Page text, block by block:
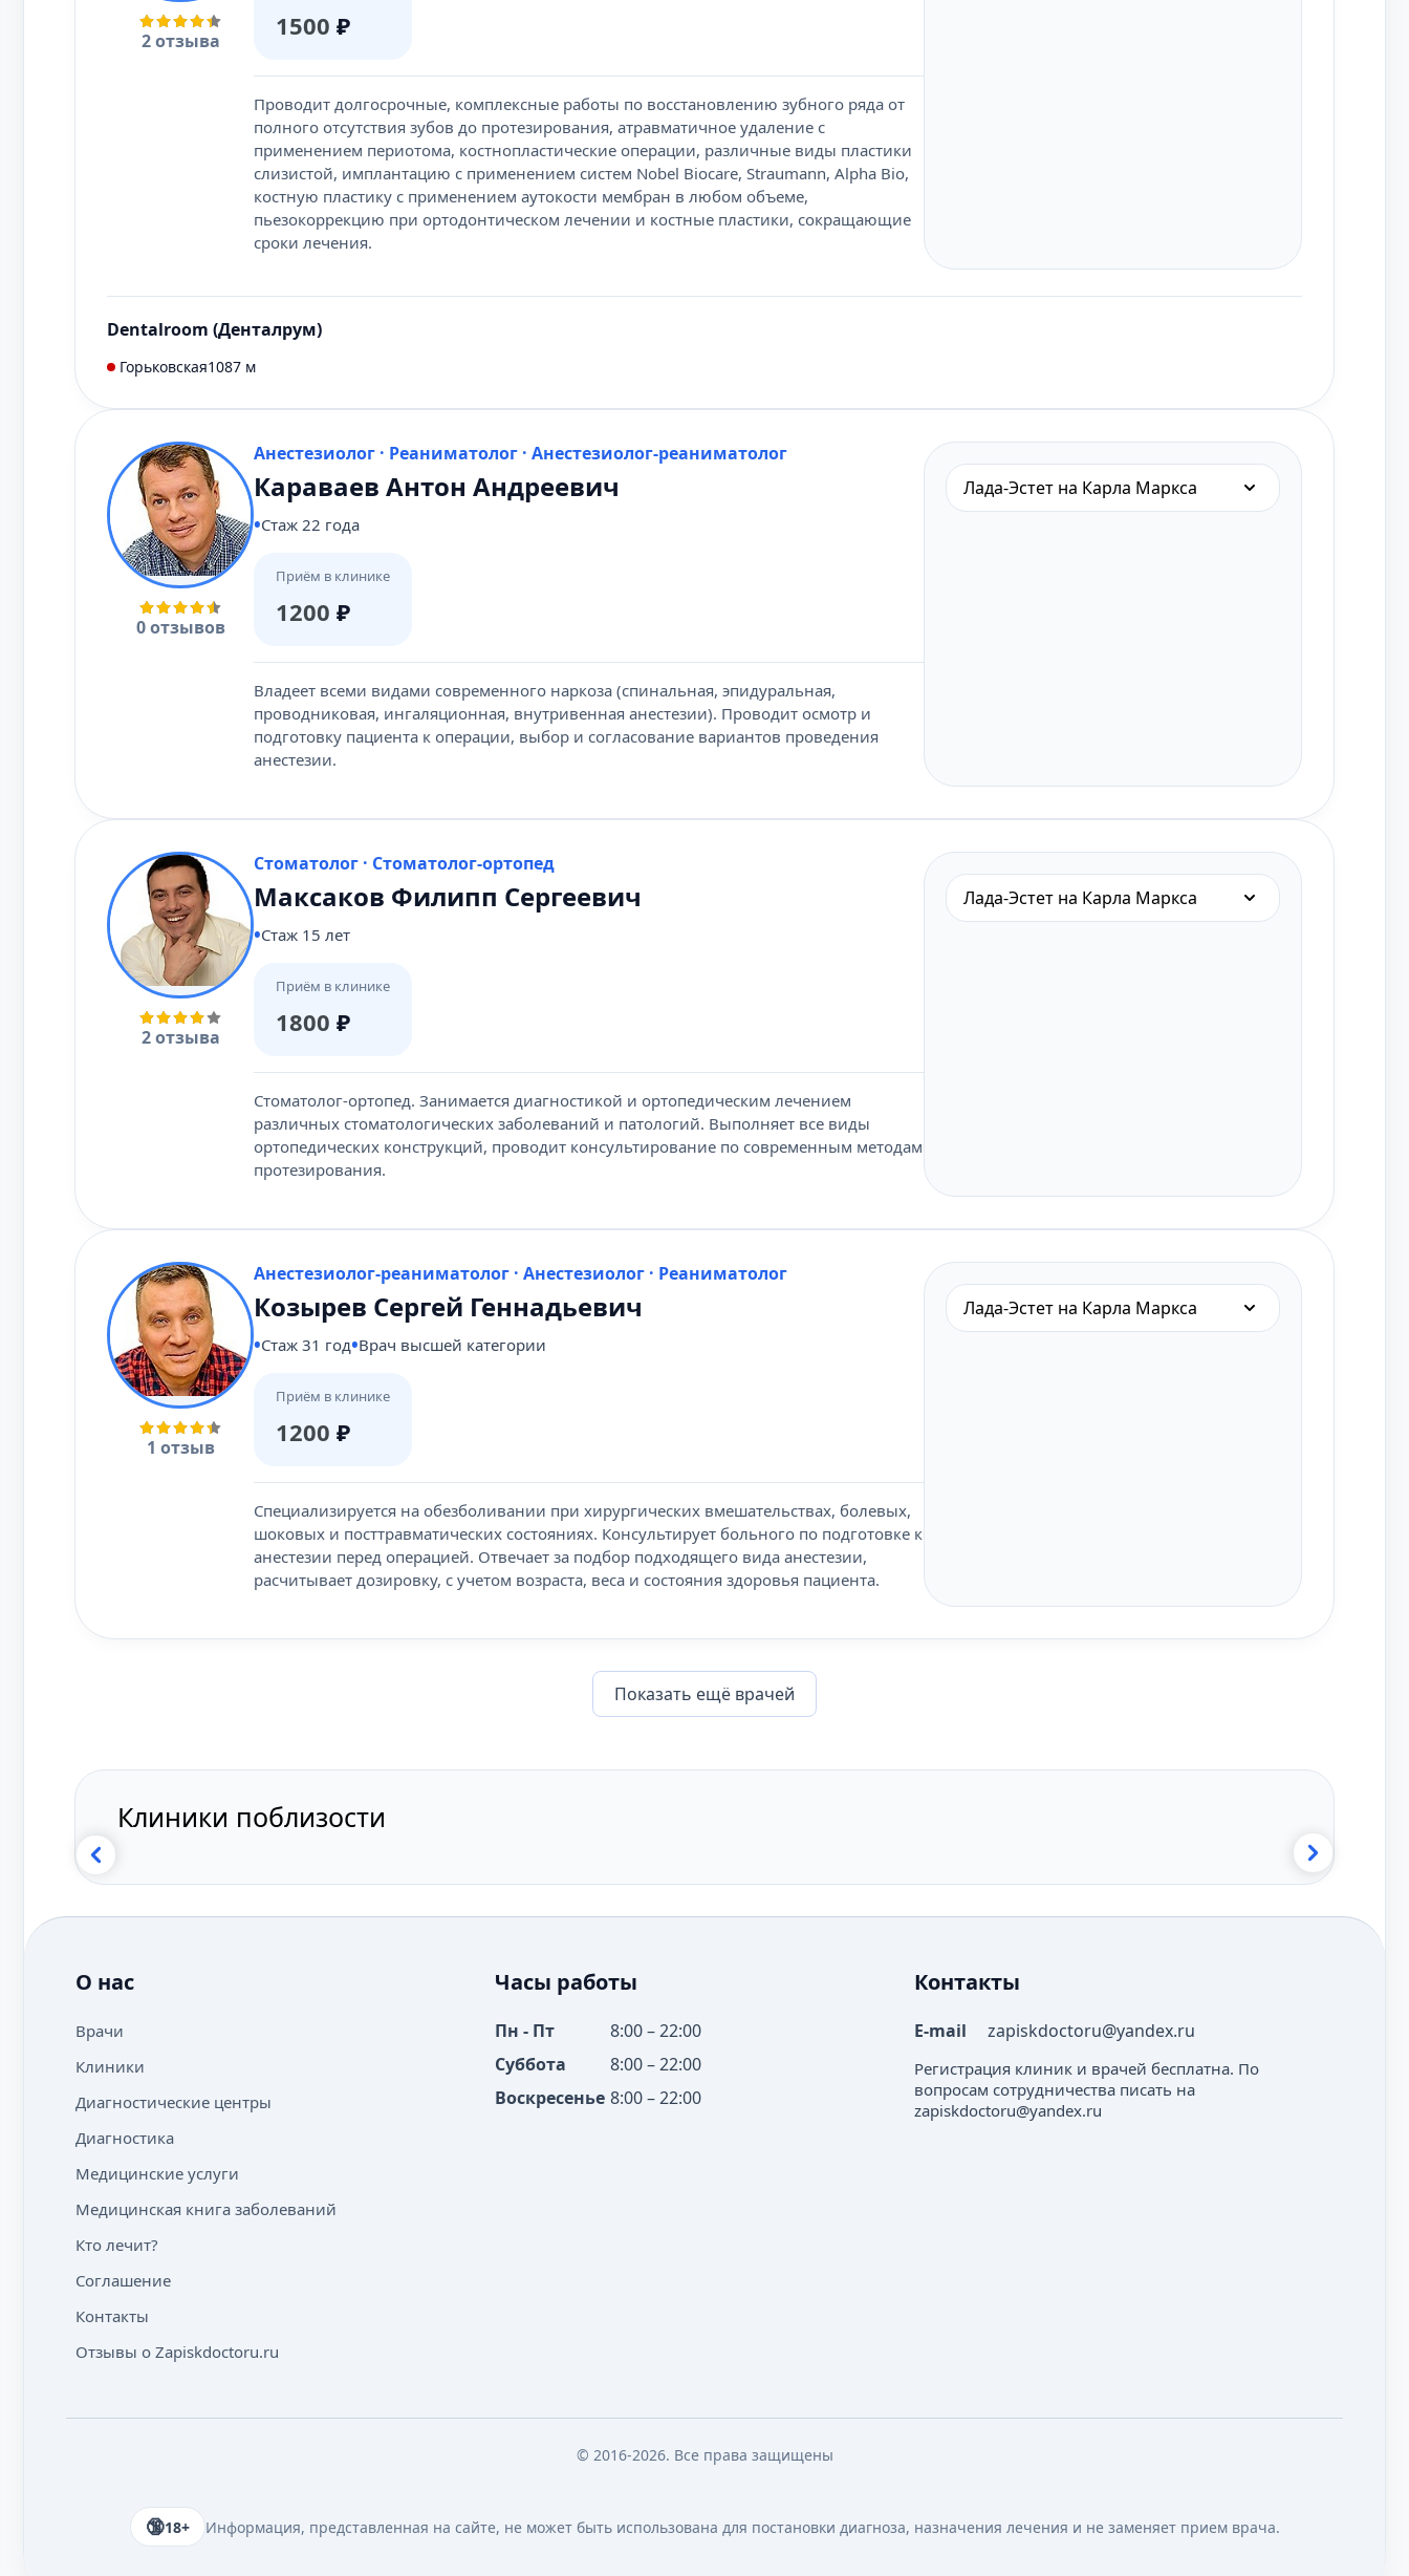
2 отзыва
1500 ₽
Проводит долгосрочные, комплексные работы по восстановлению зубного ряда от
полного отсутствия зубов до протезирования, атравматичное удаление с
применением периотома, костнопластические операции, различные виды пластики
слизистой, имплантацию с применением систем Nobel Biocare, Straumann, Alpha Bio,
костную пластику с применением аутокости мембран в любом объеме,
пьезокоррекцию при ортодонтическом лечении и костные пластики, сокращающие
сроки лечения.
Dentalroom (Денталрум)
Горьковская1087 м
0 отзывов
Анестезиолог · Реаниматолог · Анестезиолог-реаниматолог
Караваев Антон Андреевич
Стаж 22 года
Приём в клинике
1200 ₽
Владеет всеми видами современного наркоза (спинальная, эпидуральная,
проводниковая, ингаляционная, внутривенная анестезии). Проводит осмотр и
подготовку пациента к операции, выбор и согласование вариантов проведения
анестезии.
Лада-Эстет на Карла Маркса
2 отзыва
Стоматолог · Стоматолог-ортопед
Максаков Филипп Сергеевич
Стаж 15 лет
Приём в клинике
1800 ₽
Стоматолог-ортопед. Занимается диагностикой и ортопедическим лечением
различных стоматологических заболеваний и патологий. Выполняет все виды
ортопедических конструкций, проводит консультирование по современным методам
протезирования.
Лада-Эстет на Карла Маркса
1 отзыв
Анестезиолог-реаниматолог · Анестезиолог · Реаниматолог
Козырев Сергей Геннадьевич
Стаж 31 год Врач высшей категории
Приём в клинике
1200 ₽
Специализируется на обезболивании при хирургических вмешательствах, болевых,
шоковых и посттравматических состояниях. Консультирует больного по подготовке к
анестезии перед операцией. Отвечает за подбор подходящего вида анестезии,
расчитывает дозировку, с учетом возраста, веса и состояния здоровья пациента.
Лада-Эстет на Карла Маркса
Показать eщё врачей
Клиники поблизости
О нас
Врачи
Клиники
Диагностические центры
Диагностика
Медицинские услуги
Медицинская книга заболеваний
Кто лечит?
Соглашение
Контакты
Отзывы о Zapiskdoctoru.ru
Часы работы
Пн - Пт
8:00 – 22:00
Суббота
8:00 – 22:00
Воскресенье 8:00 – 22:00
Контакты
E-mail zapiskdoctoru@yandex.ru
Регистрация клиник и врачей бесплатна. По
вопросам сотрудничества писать на
zapiskdoctoru@yandex.ru
© 2016-2026. Все права защищены
18+ Информация, представленная на сайте, не может быть использована для постановки диагноза, назначения лечения и не заменяет прием врача.